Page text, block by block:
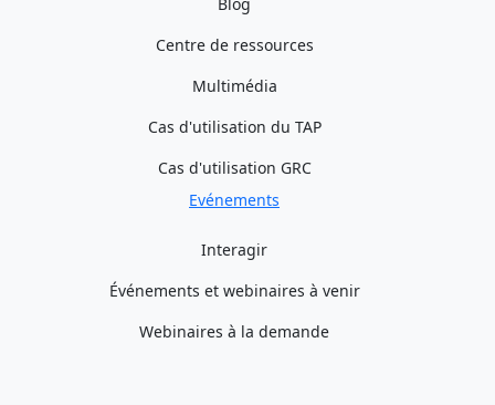
Centre de ressources
Multimédia
Cas d'utilisation du TAP
Cas d'utilisation GRC
Evénements
Interagir
Événements et webinaires à venir
Webinaires à la demande